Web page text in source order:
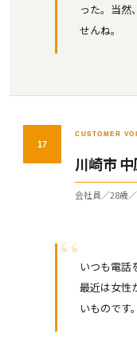
った。当然
せんね。
17
CUSTOMER
川崎市
会社員／28歳
いつも電話
最近は女性
いものです。